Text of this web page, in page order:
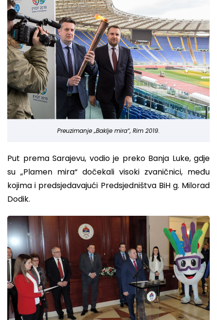
Preuzimanje „Baklje mira“, Rim 2019.
Put prema Sarajevu, vodio je preko Banja Luke, gdje
su „Plamen mira“ dočekali visoki zvaničnici, među
kojima i predsjedavajući Predsjedništva BiH g. Milorad
Dodik.